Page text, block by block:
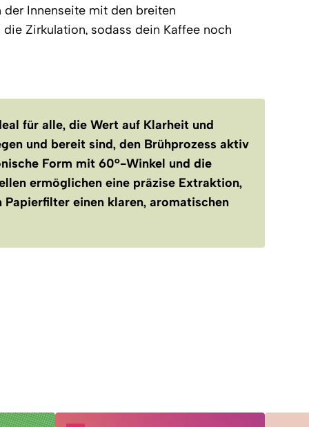
Innenseite mit den breiten
Zirkulation, sodass dein Kaffee noch
für alle, die Wert auf Klarheit und
und bereit sind, den Brühprozess aktiv
Form mit 60°-Winkel und die
ermöglichen eine präzise Extraktion,
Papierfilter einen klaren, aromatischen